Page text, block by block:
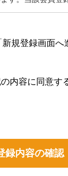
つき責任を負う
のサービスを利
規登録画面へ
の内容に同意す